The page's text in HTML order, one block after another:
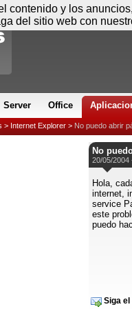
Server Office
> Internet Explorer > No puedo abrir
No
20/05/2004
Hola,
internet,
service
este
puedo
Siga
contenido y los
del sitio web con